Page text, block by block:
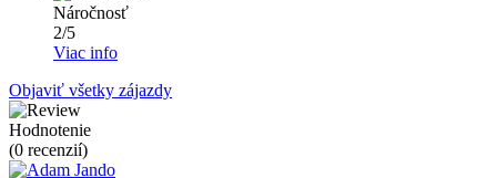
Náročnosť
2/5
Viac info
Objaviť všetky zájazdy
Hodnotenie
(0 recenzií)